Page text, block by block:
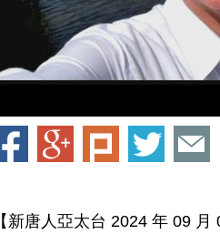
【新唐人亞太台 2024 年 09